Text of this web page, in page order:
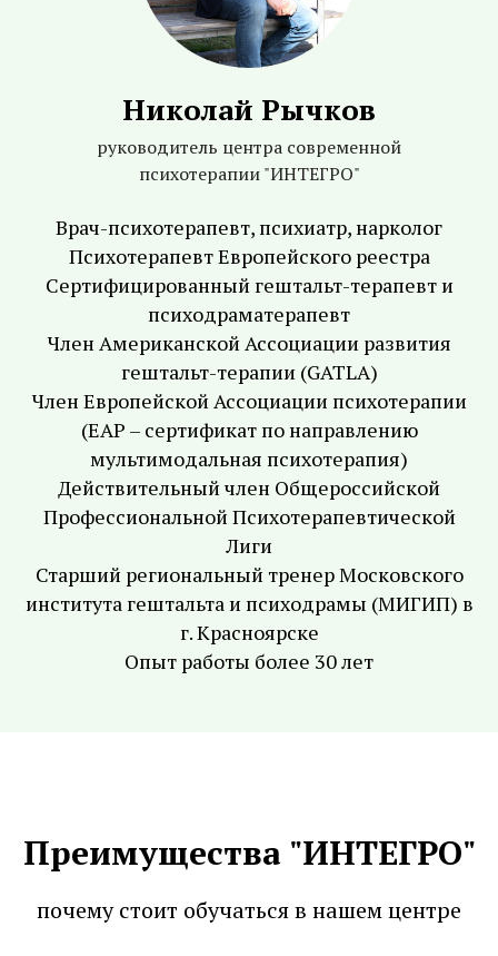
Николай Рычков
руководитель центра современной
психотерапии "ИНТЕГРО"
Врач-психотерапевт, психиатр, нарколог
Психотерапевт Европейского реестра
Сертифицированный гештальт-терапевт и
психодраматерапевт
Член Американской Ассоциации развития
гештальт-терапии (GATLA)
Член Европейской Ассоциации психотерапии
(EAP – сертификат по направлению
мультимодальная психотерапия)
Действительный член Общероссийской
Профессиональной Психотерапевтической
Лиги
Старший региональный тренер Московского
института гештальта и психодрамы (МИГИП) в
г. Красноярске
Опыт работы более 30 лет
Преимущества "ИНТЕГРО"
почему стоит обучаться в нашем центре